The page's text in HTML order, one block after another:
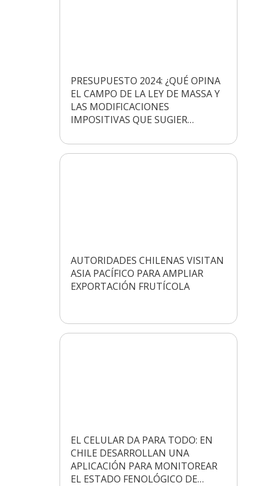
PRESUPUESTO 2024: ¿QUÉ OPINA
EL CAMPO DE LA LEY DE MASSA Y
LAS MODIFICACIONES
IMPOSITIVAS QUE SUGIER…
AUTORIDADES CHILENAS VISITAN
ASIA PACÍFICO PARA AMPLIAR
EXPORTACIÓN FRUTÍCOLA
EL CELULAR DA PARA TODO: EN
CHILE DESARROLLAN UNA
APLICACIÓN PARA MONITOREAR
EL ESTADO FENOLÓGICO DE…